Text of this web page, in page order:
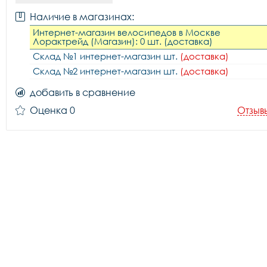
Наличие в магазинах:
Интернет-магазин велосипедов в Москве
Лорактрейд (Магазин): 0 шт. (доставка)
Склад №1 интернет-магазин шт. (доставка)
Склад №2 интернет-магазин шт. (доставка)
добавить в сравнение
Оценка 0